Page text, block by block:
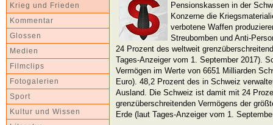
Krieg und Frieden
Kommentar
Glossen
Medien
Filmclips
Fotogalerien
Sport
Kultur und Wissen
Pensionskassen in der
Konzerne die
verbotene Waffen
Streubomben und Anti-
24 Prozent des weltweit
Tages-Anzeiger vom 1. September 2017).
Vermögen im Werte von 6651 Milliarden
Euro). 48,2 Prozent des in Schweiz
Ausland. Die Schweiz ist damit mit 24
grenzüberschreitenden Vermögens der
Erde (laut Tages-Anzeiger vom 1.